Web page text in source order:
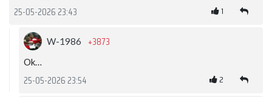
25-05-2026 23:43 1
W-1986 +3873
Ok…
25-05-2026 23:54 2